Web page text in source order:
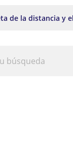
de la distancia y